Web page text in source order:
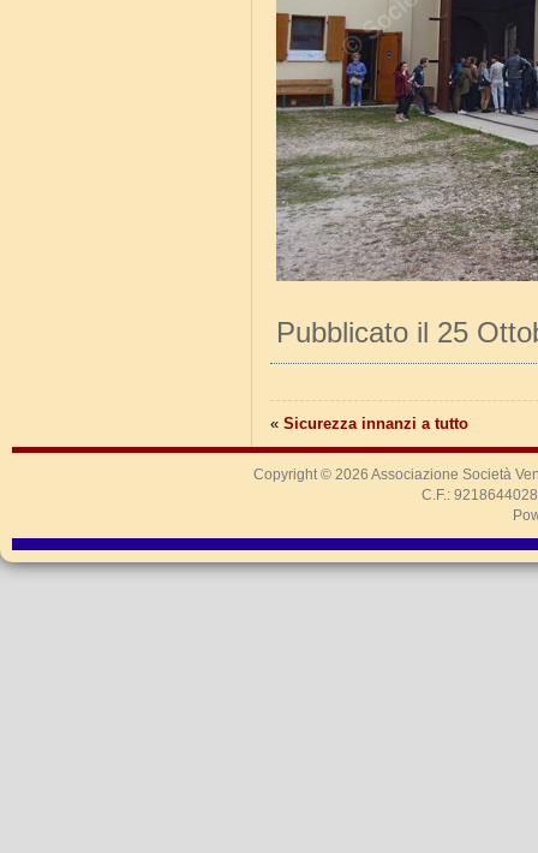
Pubblicato il 25
« Sicurezza innanzi a tutto
Copyright © 2026 Associazione Società
C.F.: